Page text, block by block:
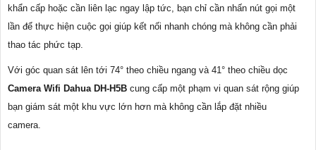
khẩn cấp hoặc cần liên lạc ngay lập tức, bạn chỉ cần nhấn nút gọi một
lần để thực hiện cuộc gọi giúp kết nối nhanh chóng mà không cần phải
thao tác phức tạp.
Với góc quan sát lên tới 74° theo chiều ngang và 41° theo chiều dọc
Camera Wifi Dahua DH-H5B cung cấp một phạm vi quan sát rộng giúp
bạn giám sát một khu vực lớn hơn mà không cần lắp đặt nhiều
camera.